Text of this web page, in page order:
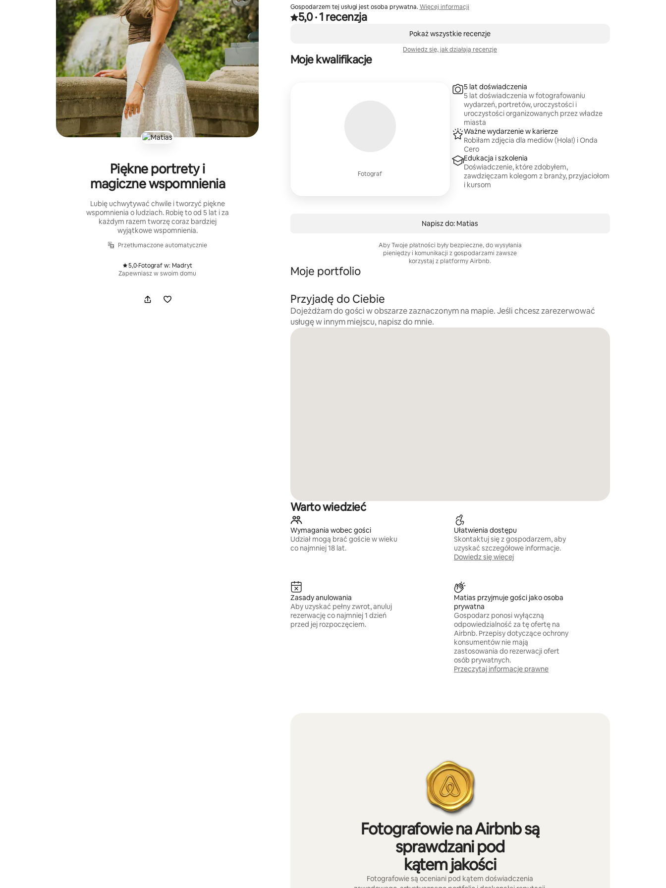
Piękne portrety i
magiczne wspomnienia
Lubię uchwytywać chwile i tworzyć piękne
wspomnienia o ludziach. Robię to od 5 lat i za
każdym razem tworzę coraz bardziej
wyjątkowe wspomnienia.
Przetłumaczone automatycznie
5,0
, ·Fotograf w: Madryt
Zapewniasz w swoim domu
Gospodarzem tej usługi jest osoba prywatna. Więcej informacji
Ocena 5,0 na 5 gwiazdek na podstawie 1 recenzji
5,0
, ·1 recenzja
Pokaż wszystkie recenzje
Dowiedz się, jak działają recenzje
Moje kwalifikacje
Fotograf
5 lat doświadczenia
5 lat doświadczenia w fotografowaniu
wydarzeń, portretów, uroczystości i
uroczystości organizowanych przez władze
miasta
Ważne wydarzenie w karierze
Robiłam zdjęcia dla mediów (Hola!) i Onda
Cero
Edukacja i szkolenia
Doświadczenie, które zdobyłem,
zawdzięczam kolegom z branży, przyjaciołom
i kursom
Napisz do: Matias
Aby Twoje płatności były bezpieczne, do wysyłania
pieniędzy i komunikacji z gospodarzami zawsze
korzystaj z platformy Airbnb.
Moje portfolio
Przyjadę do Ciebie
Dojeżdżam do gości w obszarze zaznaczonym na mapie. Jeśli chcesz zarezerwować
usługę w innym miejscu, napisz do mnie.
Warto wiedzieć
Wymagania wobec gości
Udział mogą brać goście w wieku
co najmniej 18 lat.
Ułatwienia dostępu
Skontaktuj się z gospodarzem, aby
uzyskać szczegółowe informacje.
Dowiedz się więcej
Zasady anulowania
Aby uzyskać pełny zwrot, anuluj
rezerwację co najmniej 1 dzień
przed jej rozpoczęciem.
Matias przyjmuje gości jako osoba
prywatna
Gospodarz ponosi wyłączną
odpowiedzialność za tę ofertę na
Airbnb. Przepisy dotyczące ochrony
konsumentów nie mają
zastosowania do rezerwacji ofert
osób prywatnych.
Przeczytaj informacje prawne
Fotografowie na Airbnb są
sprawdzani pod
kątem jakości
Fotografowie są oceniani pod kątem doświadczenia